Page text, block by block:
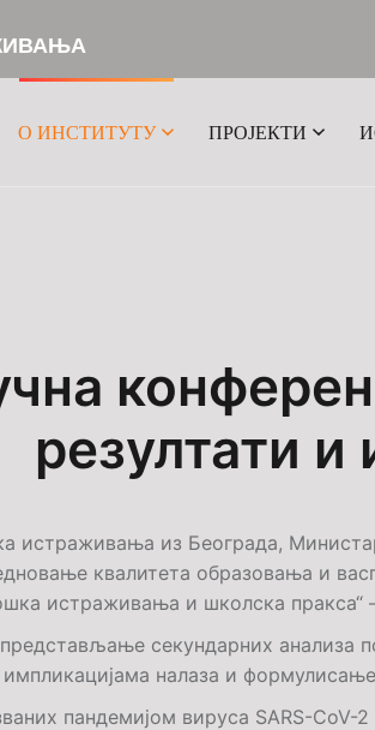
О ИНСТИТУТУ ПРОЈЕКТИ
резултати и
истраживања из Београда,
квалитета образовања и
истраживања и школска пракса“
секундарних анализа
импликацијама налаза и
пандемијом вируса SARS-CoV-2